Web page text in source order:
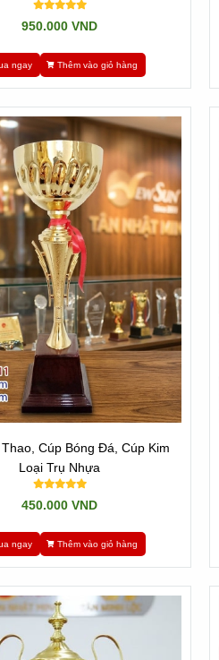
950.000 VND
ngay Thêm vào giỏ hàng
Cúp Bóng Đá, Cúp Kim
Loại Trụ Nhựa
450.000 VND
ngay Thêm vào giỏ hàng